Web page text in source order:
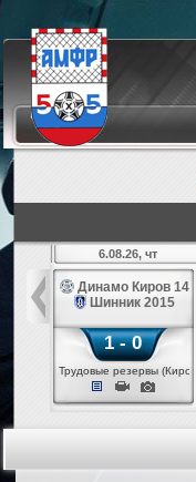
14
6.08.26, чт
Динамо Киров 14
Шинник 2015
1 - 0
Трудовые резервы (Киров)